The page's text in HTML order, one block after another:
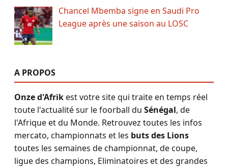
Chancel Mbemba signe en Saudi Pro
League après une saison au LOSC
A PROPOS
Onze d'Afrikest votre site qui traite en temps réel
toute l'actualité sur le foorball du Sénégal, de
l'Afrique et du Monde. Retrouvez toutes les infos
mercato, championnats et les buts des Lions
toutes les semaines de championnat, de coupe,
ligue des champions, Eliminatoires et des grandes